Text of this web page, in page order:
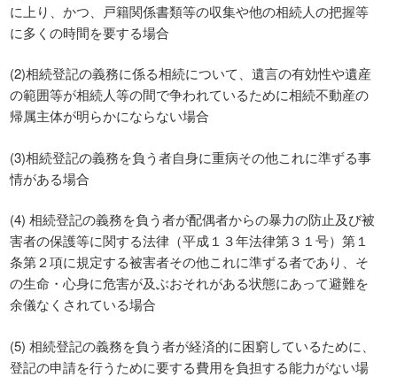
に上り、かつ、戸籍関係書類等の収集や他の相続人の把握等
に多くの時間を要する場合
(2)相続登記の義務に係る相続について、遺言の有効性や遺産
の範囲等が相続人等の間で争われているために相続不動産の
帰属主体が明らかにならない場合
(3)相続登記の義務を負う者自身に重病その他これに準ずる事
情がある場合
(4) 相続登記の義務を負う者が配偶者からの暴力の防止及び被
害者の保護等に関する法律（平成１３年法律第３１号）第１
条第２項に規定する被害者その他これに準ずる者であり、そ
の生命・心身に危害が及ぶおそれがある状態にあって避難を
余儀なくされている場合
(5) 相続登記の義務を負う者が経済的に困窮しているために、
登記の申請を行うために要する費用を負担する能力がない場